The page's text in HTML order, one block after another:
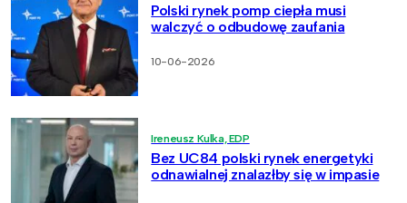
Polski rynek pomp ciepła musi
walczyć o odbudowę zaufania
10-06-2026
Ireneusz Kulka, EDP
Bez UC84 polski rynek energetyki
odnawialnej znalazłby się w impasie